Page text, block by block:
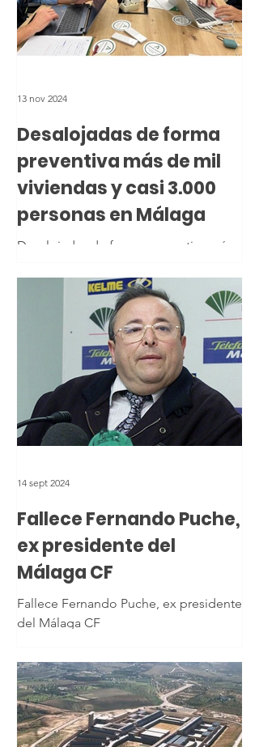
Desalojadas de forma
preventiva más de mil
viviendas y casi 3.000
personas en Málaga
Desalojadas de forma preventiva más
13 nov 2024
Fallece Fernando Puche,
ex presidente del
Málaga CF
Fallece Fernando Puche, ex presidente
del Málaga CF
14 sept 2024